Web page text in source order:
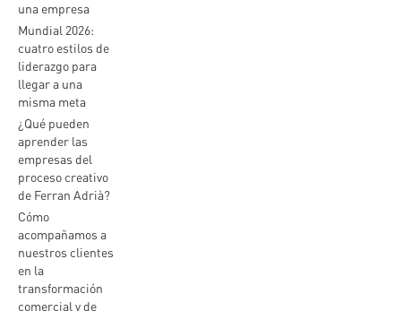
una empresa
Mundial 2026:
cuatro estilos de
liderazgo para
llegar a una
misma meta
¿Qué pueden
aprender las
empresas del
proceso creativo
de Ferran Adrià?
Cómo
acompañamos a
nuestros clientes
en la
transformación
comercial y de